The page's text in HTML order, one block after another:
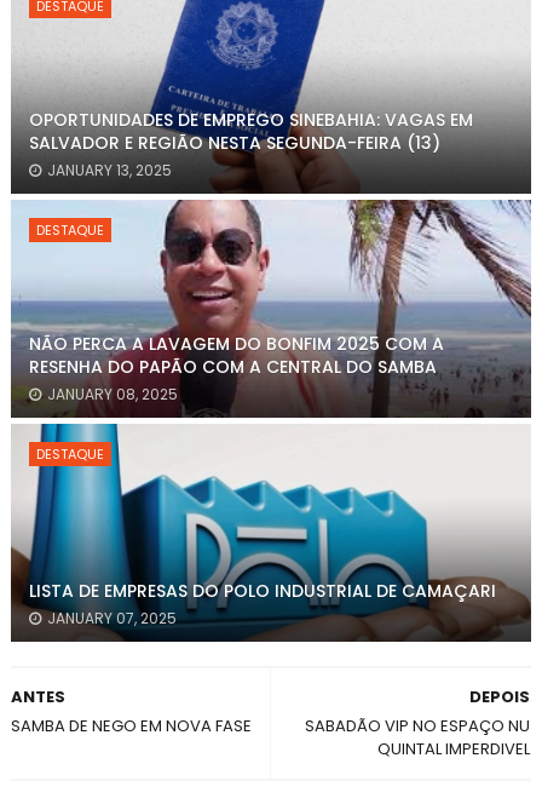
DESTAQUE
OPORTUNIDADES DE EMPREGO SINEBAHIA: VAGAS EM
SALVADOR E REGIÃO NESTA SEGUNDA-FEIRA (13)
JANUARY 13, 2025
DESTAQUE
NÃO PERCA A LAVAGEM DO BONFIM 2025 COM A
RESENHA DO PAPÃO COM A CENTRAL DO SAMBA
JANUARY 08, 2025
DESTAQUE
LISTA DE EMPRESAS DO POLO INDUSTRIAL DE CAMAÇARI
JANUARY 07, 2025
DEPOIS
SABADÃO VIP NO ESPAÇO NU
QUINTAL IMPERDIVEL
ANTES
SAMBA DE NEGO EM NOVA FASE